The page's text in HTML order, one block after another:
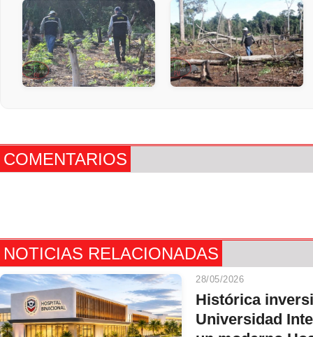
COMENTARIOS
NOTICIAS RELACIONADAS
28/05/2026
Histórica
Universidad